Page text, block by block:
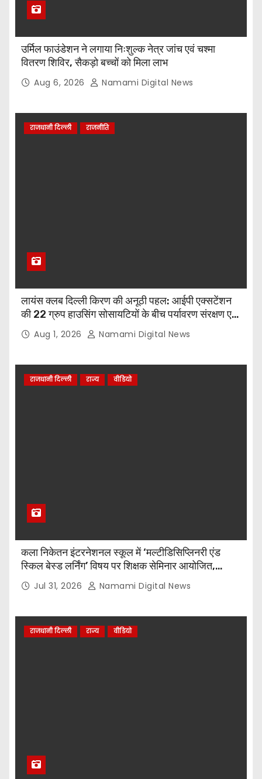
उर्मिल फाउंडेशन ने लगाया निःशुल्क नेत्र जांच एवं चश्मा
वितरण शिविर, सैकड़ो बच्चों को मिला लाभ
Aug 6, 2026 Namami Digital News
राजधानी दिल्ली राजनीति
लायंस क्लब दिल्ली किरण की अनूठी पहल: आईपी एक्सटेंशन
की 22 ग्रुप हाउसिंग सोसायटियों के बीच पर्यावरण संरक्षण एवं
पौधारोपण प्रतियोगिता, संयोजक लायन सुरेश बिंदल की अहम
भूमिका
Aug 1, 2026 Namami Digital News
राजधानी दिल्ली राज्य वीडियो
कला निकेतन इंटरनेशनल स्कूल में ‘मल्टीडिसिप्लिनरी एंड
स्किल बेस्ड लर्निंग’ विषय पर शिक्षक सेमिनार आयोजित,
टॉप-5 विजेताओं को किया गया सम्मानित
Jul 31, 2026 Namami Digital News
राजधानी दिल्ली राज्य वीडियो